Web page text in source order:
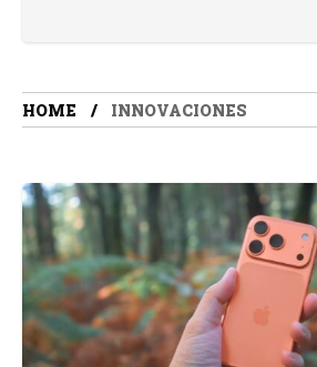
HOME INNOVACIONES